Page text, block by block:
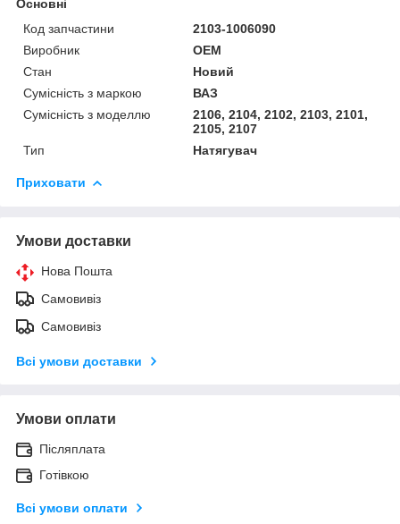
Основні
Код запчастини
2103-1006090
Виробник
OEM
Стан
Новий
Сумісність з маркою
ВАЗ
Сумісність з моделлю
2106, 2104, 2102, 2103, 2101,
2105, 2107
Тип
Натягувач
Приховати
Умови доставки
Нова Пошта
Самовивіз
Самовивіз
Всі умови доставки
Умови оплати
Післяплата
Готівкою
Всі умови оплати